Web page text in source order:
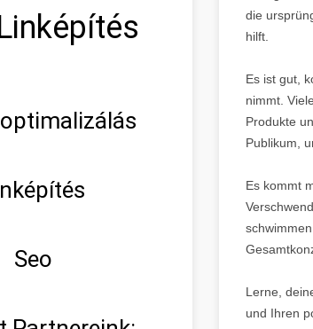
Seo
die
hilft.
Es ist gut,
nimmt.
Produkte
Publikum,
Es kommt
Lerne,
und Ihren